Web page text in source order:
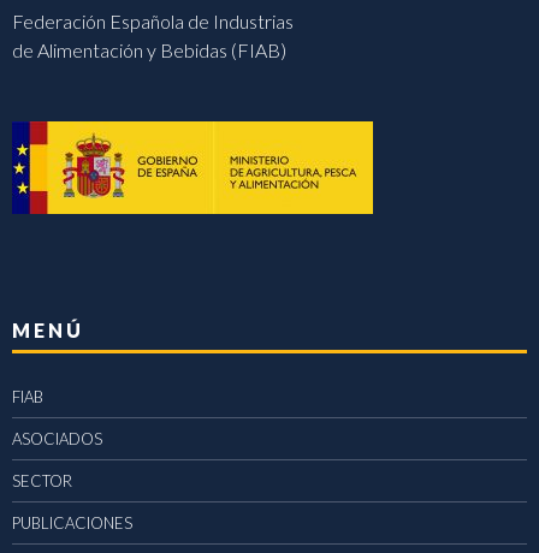
Federación Española de Industrias
de Alimentación y Bebidas (FIAB)
MENÚ
FIAB
ASOCIADOS
SECTOR
PUBLICACIONES